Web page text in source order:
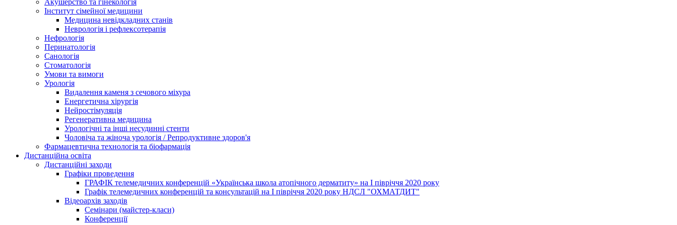
Акушерство та гінекологія
Інститут сімейної медицини
Медицина невідкладних станів
Неврологія і рефлексотерапія
Нефрологія
Перинатологія
Санологія
Стоматологія
Умови та вимоги
Урологія
Видалення каменя з сечового міхура
Енергетична хірургія
Нейростімуляція
Регенеративна медицина
Урологічні та інші несудинні стенти
Чоловіча та жіноча урологія / Репродуктивне здоров'я
Фармацевтична технологія та біофармація
Дистанційна освіта
Дистанційні заходи
Графіки проведення
ГРАФІК телемедичних конференцій «Українська школа атопічного дерматиту» на І півріччя 2020 року
Графік телемедичних конференцій та консультацій на І півріччя 2020 року НДСЛ "ОХМАТДИТ"
Відеоархів заходів
Семінари (майстер-класи)
Конференції